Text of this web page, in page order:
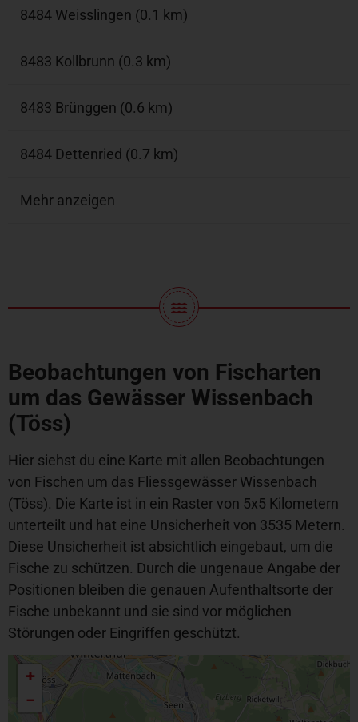
8484 Weisslingen (0.1 km)
8483 Kollbrunn (0.3 km)
8483 Brünggen (0.6 km)
8484 Dettenried (0.7 km)
Mehr anzeigen
Beobachtungen von Fischarten
um das Gewässer Wissenbach
(Töss)
Hier siehst du eine Karte mit allen Beobachtungen
von Fischen um das Fliessgewässer Wissenbach
(Töss). Die Karte ist in ein Raster von 5x5 Kilometern
unterteilt und hat eine Unsicherheit von 3535 Metern.
Diese Unsicherheit ist absichtlich eingebaut, um die
Fische zu schützen. Durch die ungenaue Angabe der
Positionen bleiben die genauen Aufenthaltsorte der
Fische unbekannt und sie sind vor möglichen
Störungen oder Eingriffen geschützt.
+
−